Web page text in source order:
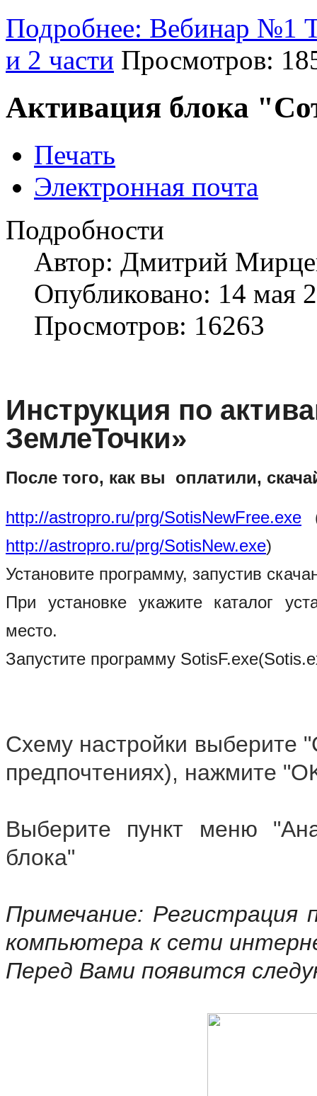
Подробнее: Вебинар №1
и 2 части Просмотров:
Активация блока
Печать
Электронная почта
Подробности
Автор: Дмитрий
Опубликовано: 14 мая
Просмотров: 16263
Инструкция по
ЗемлеТочки»
После того, как вы оплатили,
http://astropro.ru/prg/SotisNewFree.exe
http://astropro.ru/prg/SotisNew.exe)
Установите программу, запустив
При установке укажите каталог
место.
Запустите программу
Схему настройки выберите
предпочтениях), нажмите
Выберите пункт меню
блока"
Примечание: Регистрация
компьютера к сети
Перед Вами появится